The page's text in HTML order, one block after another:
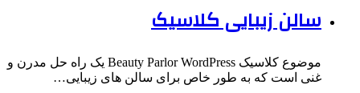
سالن زیبایی کلاسیک
موضوع کلاسیک Beauty Parlor WordPress یک راه حل مدرن و
غنی است که به طور خاص برای سالن های زیبایی…